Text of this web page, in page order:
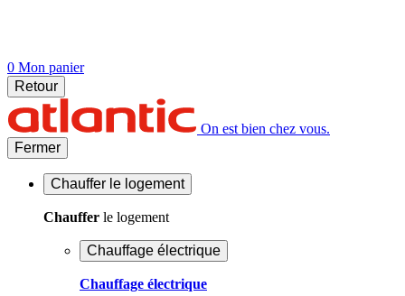
0 Mon panier
Retour
On est bien chez vous.
Fermer
Chauffer le logement
Chauffer le logement
Chauffage électrique
Chauffage électrique